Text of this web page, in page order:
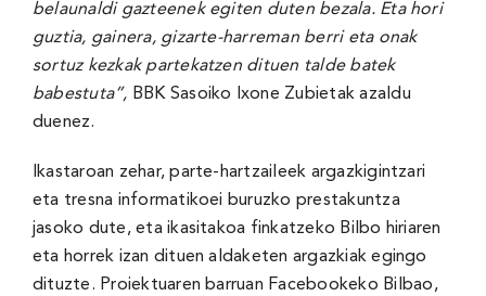
belaunaldi gazteenek egiten duten bezala. Eta hori
guztia, gainera, gizarte-harreman berri eta onak
sortuz kezkak partekatzen dituen talde batek
babestuta”, BBK Sasoiko Ixone Zubietak azaldu
duenez.
Ikastaroan zehar, parte-hartzaileek argazkigintzari
eta tresna informatikoei buruzko prestakuntza
jasoko dute, eta ikasitakoa finkatzeko Bilbo hiriaren
eta horrek izan dituen aldaketen argazkiak egingo
dituzte. Proiektuaren barruan Facebookeko Bilbao,